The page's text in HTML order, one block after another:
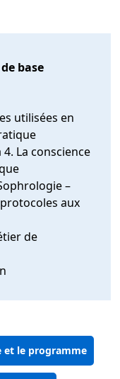
base
utilisées en
La conscience
–
aux
de
et le programme